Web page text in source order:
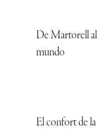
De Martorell al
mundo
El confort de la